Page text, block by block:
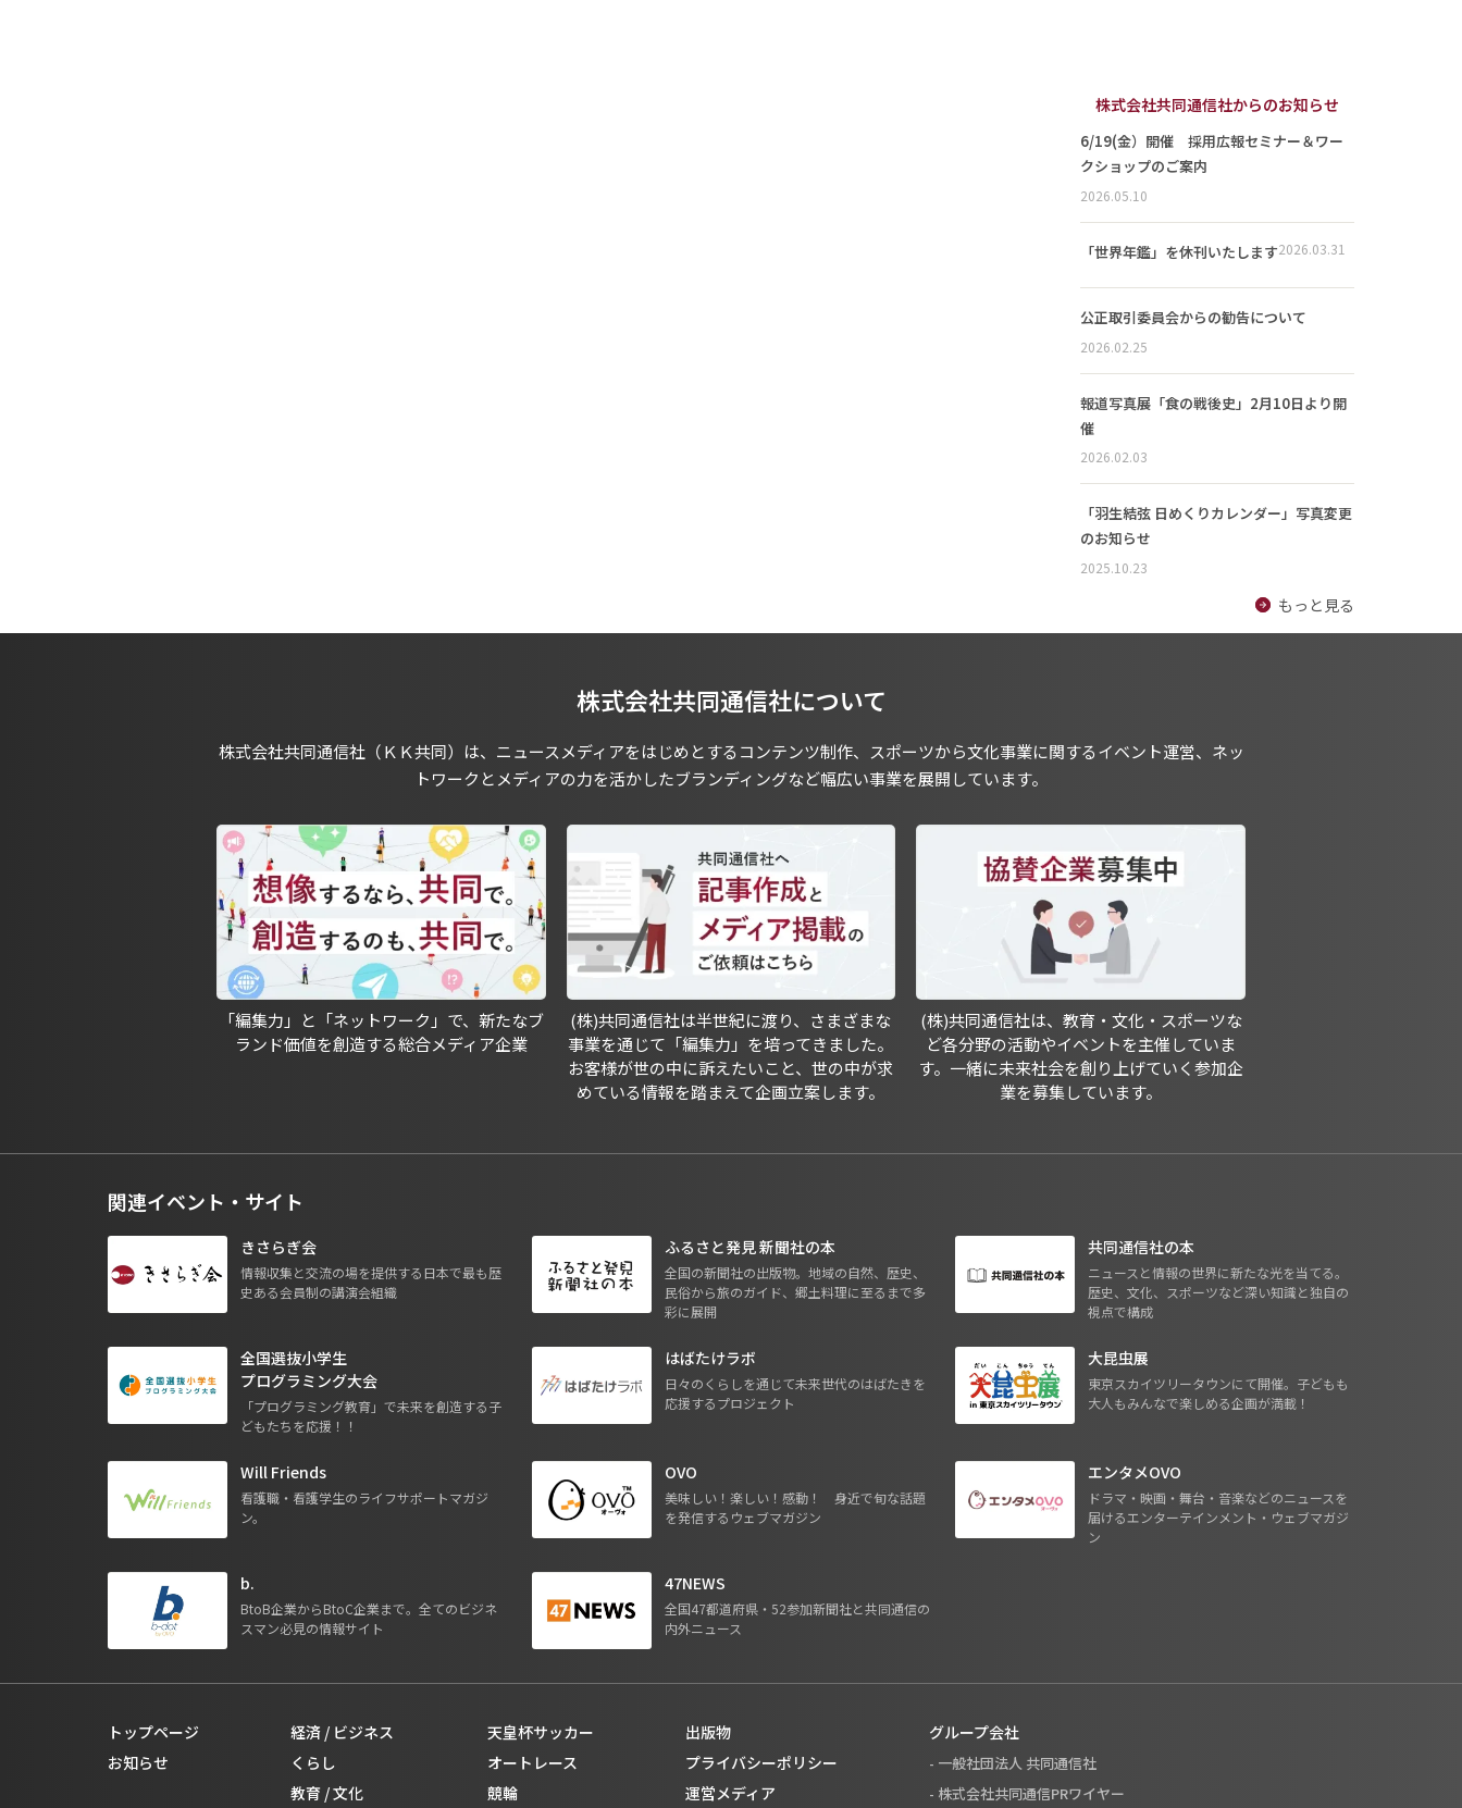
株式会社共同通信社からのお知らせ
6/19(金）開催 採用広報セミナー＆ワー
クショップのご案内
2026.05.10
「世界年鑑」を休刊いたします2026.03.31
公正取引委員会からの勧告について
2026.02.25
報道写真展「食の戦後史」2月10日より開
催
2026.02.03
「羽生結弦 日めくりカレンダー」写真変更
のお知らせ
2025.10.23
もっと見る
株式会社共同通信社について
株式会社共同通信社（ＫＫ共同）は、ニュースメディアをはじめとするコンテンツ制作、スポーツから文化事業に関するイベント運営、ネッ
トワークとメディアの力を活かしたブランディングなど幅広い事業を展開しています。
「編集力」と「ネットワーク」で、新たなブ
ランド価値を創造する総合メディア企業
(株)共同通信社は半世紀に渡り、さまざまな
事業を通じて「編集力」を培ってきました。
お客様が世の中に訴えたいこと、世の中が求
めている情報を踏まえて企画立案します。
(株)共同通信社は、教育・文化・スポーツな
ど各分野の活動やイベントを主催していま
す。一緒に未来社会を創り上げていく参加企
業を募集しています。
関連イベント・サイト
きさらぎ会
情報収集と交流の場を提供する日本で最も歴
史ある会員制の講演会組織
ふるさと発見 新聞社の本
全国の新聞社の出版物。地域の自然、歴史、
民俗から旅のガイド、郷土料理に至るまで多
彩に展開
共同通信社の本
ニュースと情報の世界に新たな光を当てる。
歴史、文化、スポーツなど深い知識と独自の
視点で構成
全国選抜小学生
プログラミング大会
「プログラミング教育」で未来を創造する子
どもたちを応援！！
はばたけラボ
日々のくらしを通じて未来世代のはばたきを
応援するプロジェクト
大昆虫展
東京スカイツリータウンにて開催。子どもも
大人もみんなで楽しめる企画が満載！
Will Friends
看護職・看護学生のライフサポートマガジ
ン。
OVO
美味しい！楽しい！感動！ 身近で旬な話題
を発信するウェブマガジン
エンタメOVO
ドラマ・映画・舞台・音楽などのニュースを
届けるエンターテインメント・ウェブマガジ
ン
b.
BtoB企業からBtoC企業まで。全てのビジネ
スマン必見の情報サイト
47NEWS
全国47都道府県・52参加新聞社と共同通信の
内外ニュース
トップページ
お知らせ
経済 / ビジネス
くらし
教育 / 文化
天皇杯サッカー
オートレース
競輪
出版物
プライバシーポリシー
運営メディア
グループ会社
- 一般社団法人 共同通信社
- 株式会社共同通信PRワイヤー